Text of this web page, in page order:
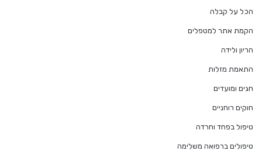
הכל על קבלה
הקמת אתר למטפלים
הריון ולידה
התאמת מזלות
חגים ומועדים
חוקים רוחניים
טיפול בפחד וחרדה
טיפולים ברפואה משלימה